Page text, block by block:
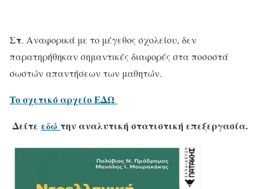
Στ. Αναφορικά με το μέγεθος σχολείου, δεν
παρατηρήθηκαν σημαντικές διαφορές στα ποσοστά
σωστών απαντήσεων των μαθητών.
To σχετικό αρχείο ΕΔΩ
Δείτε εδώ την αναλυτική στατιστική επεξεργασία.